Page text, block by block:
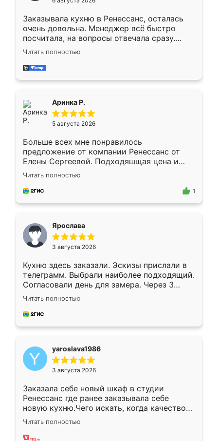
мебели буду заказывать только здесь.
Заказывала кухню в Ренессанс, осталась
очень довольна. Менеджер всё быстро
посчитала, на вопросы отвечала сразу.
Замерщик приехал в субботу, подошёл к
делу со всей ответственностью. Собрали
за день, ребята работали аккуратно, даже
Читать полностью
Аринка Р.
5 августа 2026
Больше всех мне понравилось
предложение от компании Ренессанс от
Елены Сергеевой. Подходяшщая цена и
короткие сроки изготовления. Приехавший
для замера сотрудник Владислав
предложил по моему эскизу самый
Читать полностью
1
Ярослава
3 августа 2026
Кухню здесь заказали. Эскизы прислали в
телеграмм. Выбрали наиболее подходящий.
Согласовали день для замера. Через 3
недели кухня была уже готова. Остались
довольны работой. Спасибо Ренессанс
мебель за качественную работу!
Читать полностью
yaroslava1986
3 августа 2026
Заказала себе новый шкаф в студии
Ренессанс где ранее заказывала себе
новую кухню.Чего искать, когда качеством
вполне довольна. Служит кухня уже почти
два года, нареканий нет.
Читать полностью